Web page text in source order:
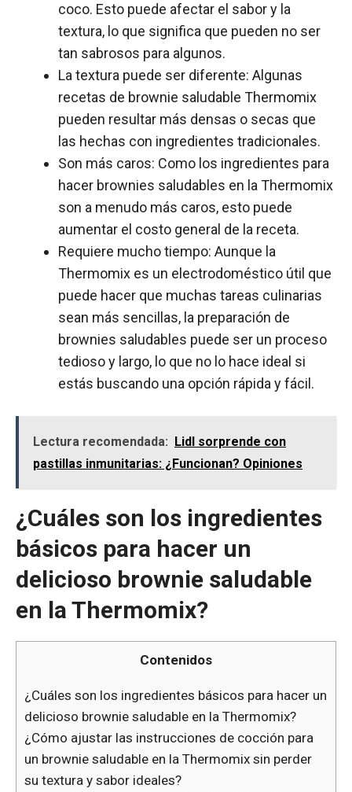
coco. Esto puede afectar el sabor y la
textura, lo que significa que pueden no ser
tan sabrosos para algunos.
La textura puede ser diferente: Algunas
recetas de brownie saludable Thermomix
pueden resultar más densas o secas que
las hechas con ingredientes tradicionales.
Son más caros: Como los ingredientes para
hacer brownies saludables en la Thermomix
son a menudo más caros, esto puede
aumentar el costo general de la receta.
Requiere mucho tiempo: Aunque la
Thermomix es un electrodoméstico útil que
puede hacer que muchas tareas culinarias
sean más sencillas, la preparación de
brownies saludables puede ser un proceso
tedioso y largo, lo que no lo hace ideal si
estás buscando una opción rápida y fácil.
Lectura recomendada:
Lidl sorprende con
pastillas inmunitarias: ¿Funcionan? Opiniones
¿Cuáles son los ingredientes
básicos para hacer un
delicioso brownie saludable
en la Thermomix?
Contenidos
¿Cuáles son los ingredientes básicos para hacer un
delicioso brownie saludable en la Thermomix?
¿Cómo ajustar las instrucciones de cocción para
un brownie saludable en la Thermomix sin perder
su textura y sabor ideales?